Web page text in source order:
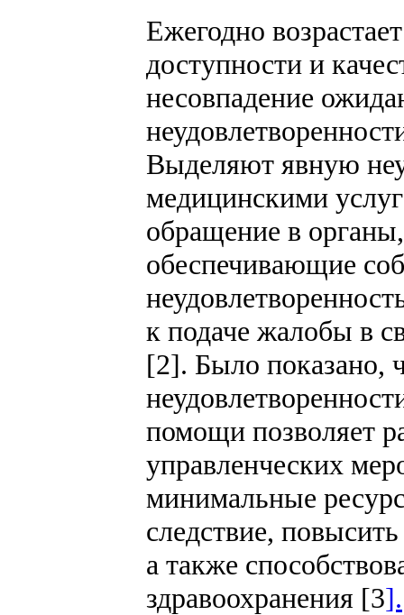
Ежегодно
доступности и
несовпадение
Выделяют явную
медицинскими
обращение в
обеспечивающие
к подаче жалобы в
[2]. Было показано,
помощи позволяет
управленческих
минимальные
следствие,
а также
здравоохранения [3].